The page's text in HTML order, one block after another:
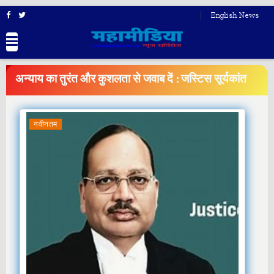
English News
BREAKINGNEWS
अन्याय का तुरंत और कुशलता से जवाब दें : जस्टिस सूर्यकांत
नवीनतम